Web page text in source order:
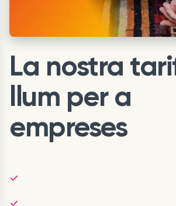
La nostra
llum per a
empreses